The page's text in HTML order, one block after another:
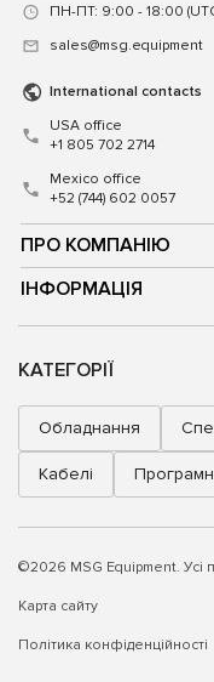
ПРО КОМПАНІЮ
ІНФОРМАЦІЯ
ПН-ПТ: 9:00 - 18:00
sales@msg.equipment
International contacts
USA office
+1 805 702 2714
Mexico office
+52 (744) 602 0057
КАТЕГОРІЇ
Обладнання
Кабелі
©2026 MSG Equipment. Усі
Карта сайту
Політика конфіденційності